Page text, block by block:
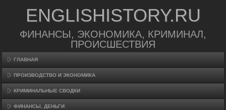
ENGLISHISTORY.RU
ФИНАНСЫ, ЭКОНОМИКА, КРИМИНАЛ,
ПРОИСШЕСТВИЯ
ГЛАВНАЯ
ПРОИЗВΟДСТВО И ЭКОНОМИКА
КРИМИНАЛЬНЫЕ СВОДКИ
ФИНАНСЫ, ДЕНЬГИ